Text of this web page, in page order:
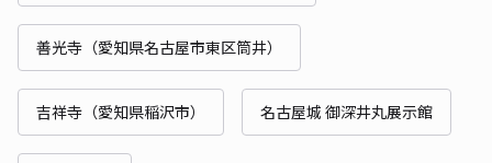
善光寺（愛知県名古屋市東区筒井）
吉祥寺（愛知県稲沢市） 名古屋城 御深井丸展示館